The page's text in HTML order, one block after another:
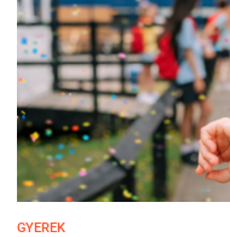
GYEREK